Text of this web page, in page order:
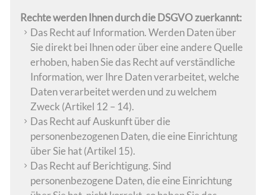
Rechte werden Ihnen durch die DSGVO zuerkannt:
Das Recht auf Information. Werden Daten über
Sie direkt bei Ihnen oder über eine andere Quelle
erhoben, haben Sie das Recht auf verständliche
Information, wer Ihre Daten verarbeitet, welche
Daten verarbeitet werden und zu welchem
Zweck (Artikel 12 – 14).
Das Recht auf Auskunft über die
personenbezogenen Daten, die eine Einrichtung
über Sie hat (Artikel 15).
Das Recht auf Berichtigung. Sind
personenbezogene Daten, die eine Einrichtung